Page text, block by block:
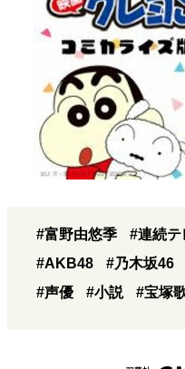
#富野由悠季 #連続テ
#AKB48
#乃木坂46
#声優
#小説 #宝塚